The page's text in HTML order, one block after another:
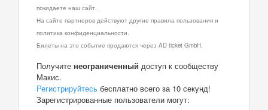
покидаете наш сайт.
На сайте партнеров действуют другие правила пользования и
политика конфиденциальности.
Билеты на это событие продаются через AD ticket GmbH.
Получите неограниченный доступ к сообществу
Макис.
Регистрируйтесь бесплатно всего за 10 секунд!
Зарегистрированные пользователи могут: